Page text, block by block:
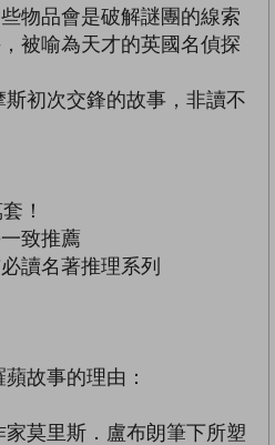
物品會是破解謎團的線索
被喻為天才的英國名偵探
初次交鋒的故事，非讀不
！
致推薦
名著推理系列
故事的理由：
莫里斯．盧布朗筆下所塑